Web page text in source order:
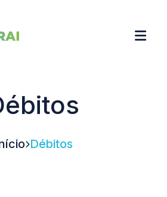
Débitos